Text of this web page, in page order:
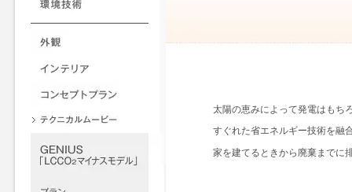
太陽の恵みによって発電はもち
すぐれた省エネルギー技術を融
家を建てるときから廃棄までに